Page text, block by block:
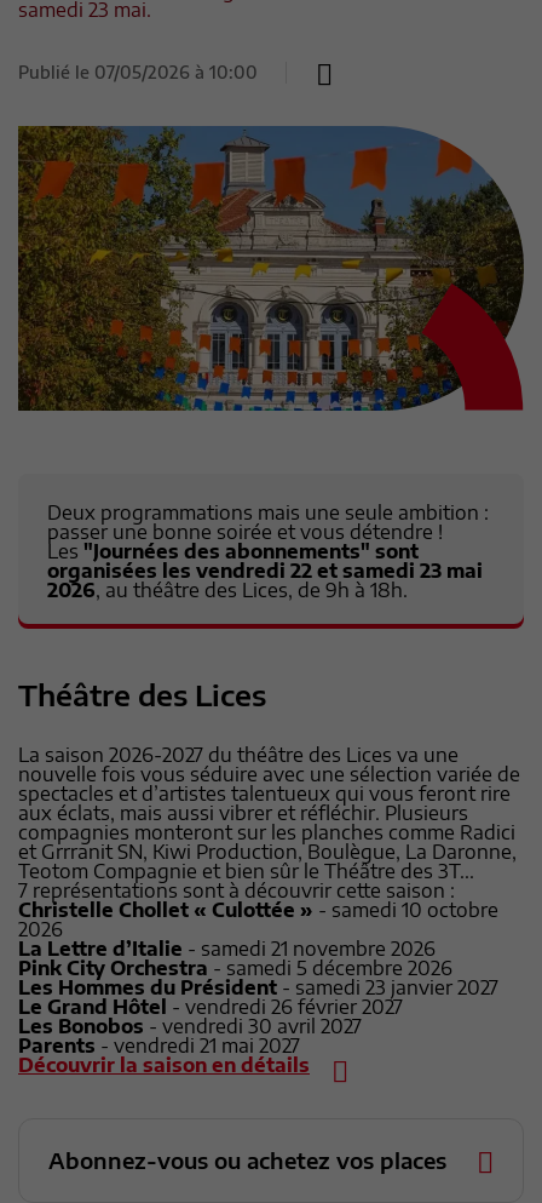
samedi 23 mai.
Publié le 07/05/2026 à 10:00
Deux programmations mais une seule ambition :
passer une bonne soirée et vous détendre !
Les "Journées des abonnements" sont
organisées les vendredi 22 et samedi 23 mai
2026, au théâtre des Lices, de 9h à 18h.
Théâtre des Lices
La saison 2026-2027 du théâtre des Lices va une
nouvelle fois vous séduire avec une sélection variée de
spectacles et d’artistes talentueux qui vous feront rire
aux éclats, mais aussi vibrer et réfléchir. Plusieurs
compagnies monteront sur les planches comme Radici
et Grrranit SN, Kiwi Production, Boulègue, La Daronne,
Teotom Compagnie et bien sûr le Théâtre des 3T...
7 représentations sont à découvrir cette saison :
Christelle Chollet « Culottée » - samedi 10 octobre
2026
La Lettre d’Italie - samedi 21 novembre 2026
Pink City Orchestra - samedi 5 décembre 2026
Les Hommes du Président - samedi 23 janvier 2027
Le Grand Hôtel - vendredi 26 février 2027
Les Bonobos - vendredi 30 avril 2027
Parents - vendredi 21 mai 2027
Découvrir la saison en détails
Abonnez-vous ou achetez vos places